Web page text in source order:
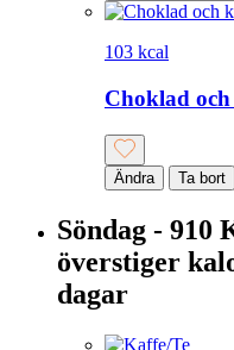
103 kcal
Choklad
Ändra Ta bort
Söndag - 910
överstiger
dagar